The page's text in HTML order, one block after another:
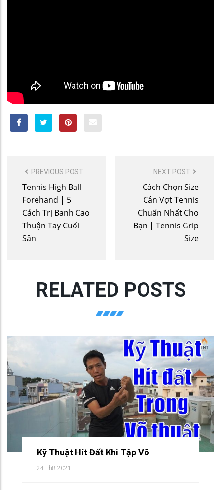
NAVIGATION
PREVIOUS POST
Tennis High Ball
Forehand | 5
Cách Trị Banh Cao
Thuận Tay Cuối
Sân
NEXT POST
Cách Chọn Size
Cán Vợt Tennis
Chuẩn Nhất Cho
Bạn | Tennis Grip
Size
RELATED POSTS
Kỹ Thuật Hít Đất Khi Tập Võ
24 Th8 2021